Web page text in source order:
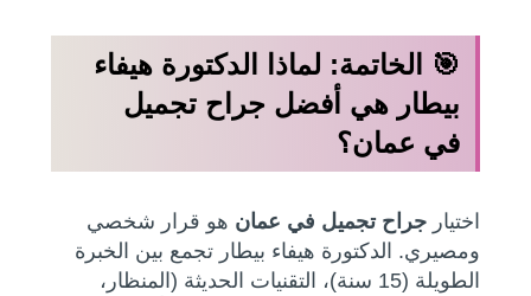
🎯 الخاتمة: لماذا الدكتورة هيفاء
بيطار هي أفضل جراح تجميل
في عمان؟
اختيار جراح تجميل في عمان هو قرار شخصي
ومصيري. الدكتورة هيفاء بيطار تجمع بين الخبرة
الطويلة (15 سنة)، التقنيات الحديثة (المنظار،